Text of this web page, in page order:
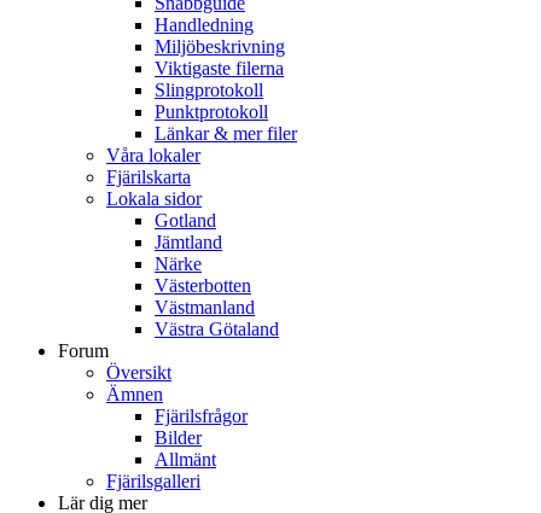
Handledning
Miljöbeskrivning
Viktigaste filerna
Slingprotokoll
Punktprotokoll
Länkar & mer filer
Våra lokaler
Fjärilskarta
Lokala sidor
Gotland
Jämtland
Närke
Västerbotten
Västmanland
Västra Götaland
Forum
Översikt
Ämnen
Fjärilsfrågor
Bilder
Allmänt
Fjärilsgalleri
Lär dig mer